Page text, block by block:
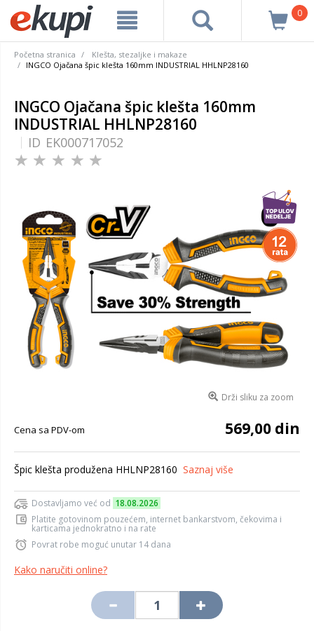
0
Početna stranica
Klešta, stezaljke i makaze
INGCO Ojačana špic klešta 160mm INDUSTRIAL HHLNP28160
INGCO Ojačana špic klešta 160mm
INDUSTRIAL HHLNP28160
ID EK000717052
Drži sliku za zoom
Cena sa PDV-om 569,00 din
Špic klešta produžena HHLNP28160 Saznaj više
Dostavljamo već od 18.08.2026
Platite gotovinom pouzećem, internet bankarstvom, čekovima i
karticama jednokratno i na rate
Povrat robe moguć unutar 14 dana
Kako naručiti online?